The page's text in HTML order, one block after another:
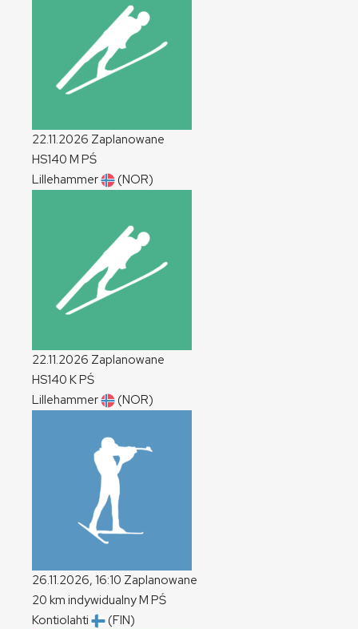
22.11.2026 Zaplanowane
HS140 M PŚ
Lillehammer
(NOR)
22.11.2026 Zaplanowane
HS140 KPŚ
Lillehammer
(NOR)
26.11.2026, 16:10 Zaplanowane
20 km indywidualnyM PŚ
Kontiolahti
(FIN)